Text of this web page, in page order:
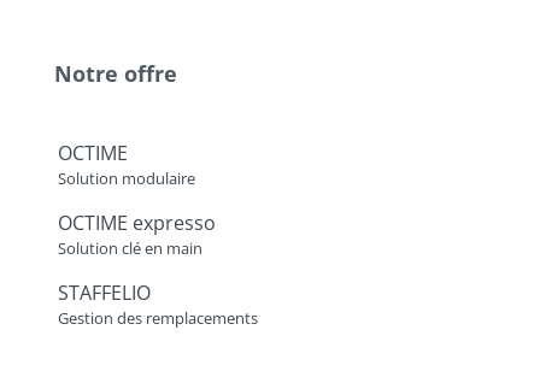
Notre offre
OCTIME
Solution modulaire
OCTIME expresso
Solution clé en main
STAFFELIO
Gestion des remplacements